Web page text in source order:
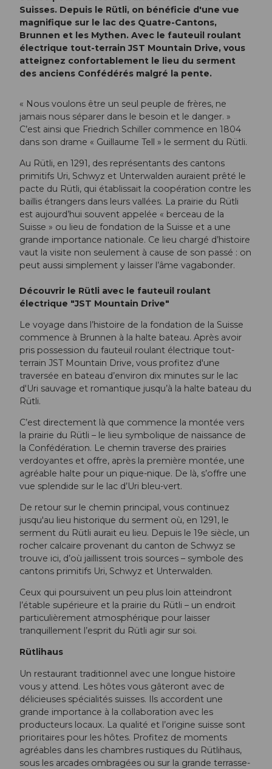
Suisses. Depuis le Rütli, on bénéficie d'une vue
magnifique sur le lac des Quatre-Cantons,
Brunnen et les Mythen. Avec le fauteuil roulant
électrique tout-terrain JST Mountain Drive, vous
atteignez confortablement le lieu du serment
des anciens Confédérés malgré la pente.
« Nous voulons être un seul peuple de frères, ne
jamais nous séparer dans le besoin et le danger. »
C’est ainsi que Friedrich Schiller commence en 1804
dans son drame « Guillaume Tell » le serment du Rütli.
Au Rütli, en 1291, des représentants des cantons
primitifs Uri, Schwyz et Unterwalden auraient prêté le
pacte du Rütli, qui établissait la coopération contre les
baillis étrangers dans leurs vallées. La prairie du Rütli
est aujourd’hui souvent appelée « berceau de la
Suisse » ou lieu de fondation de la Suisse et a une
grande importance nationale. Ce lieu chargé d’histoire
vaut la visite non seulement à cause de son passé : on
peut aussi simplement y laisser l’âme vagabonder.
Découvrir le Rütli avec le fauteuil roulant
électrique "JST Mountain Drive"
Le voyage dans l’histoire de la fondation de la Suisse
commence à Brunnen à la halte bateau. Après avoir
pris possession du fauteuil roulant électrique tout-
terrain JST Mountain Drive, vous profitez d'une
traversée en bateau d’environ dix minutes sur le lac
d'Uri sauvage et romantique jusqu’à la halte bateau du
Rütli.
C’est directement là que commence la montée vers
la prairie du Rütli – le lieu symbolique de naissance de
la Confédération. Le chemin traverse des prairies
verdoyantes et offre, après la première montée, une
agréable halte pour un pique-nique. De là, s’offre une
vue splendide sur le lac d’Uri bleu-vert.
De retour sur le chemin principal, vous continuez
jusqu'au lieu historique du serment où, en 1291, le
serment du Rütli aurait eu lieu. Depuis le 19e siècle, un
rocher calcaire provenant du canton de Schwyz se
trouve ici, d’où jaillissent trois sources – symbole des
cantons primitifs Uri, Schwyz et Unterwalden.
Ceux qui poursuivent un peu plus loin atteindront
l’étable supérieure et la prairie du Rütli – un endroit
particulièrement atmosphérique pour laisser
tranquillement l’esprit du Rütli agir sur soi.
Rütlihaus
Un restaurant traditionnel avec une longue histoire
vous y attend. Les hôtes vous gâteront avec de
délicieuses spécialités suisses. Ils accordent une
grande importance à la collaboration avec les
producteurs locaux. La qualité et l’origine suisse sont
prioritaires pour les hôtes. Profitez de moments
agréables dans les chambres rustiques du Rütlihaus,
sous les arcades ombragées ou sur la grande terrasse-